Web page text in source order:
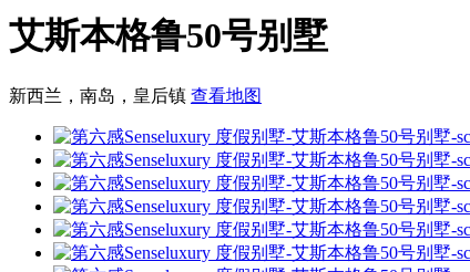
艾斯本格鲁50号别墅
新西兰，南岛，皇后镇 查看地图